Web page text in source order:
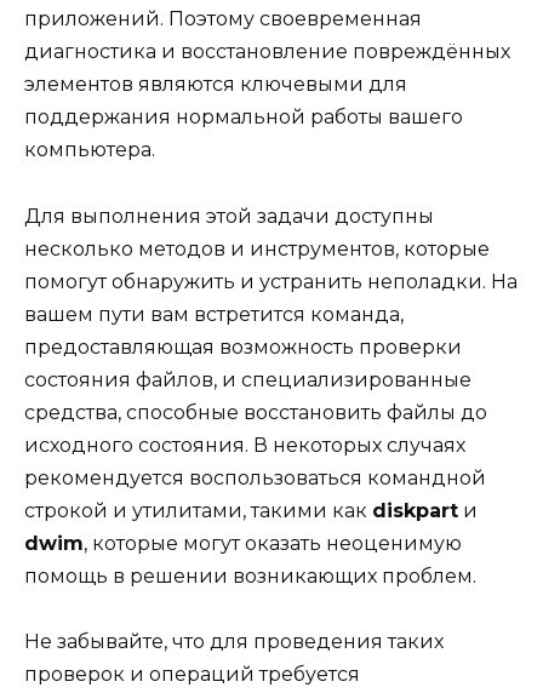
приложений. Поэтому своевременная
диагностика и восстановление повреждённых
элементов являются ключевыми для
поддержания нормальной работы вашего
компьютера.
Для выполнения этой задачи доступны
несколько методов и инструментов, которые
помогут обнаружить и устранить неполадки. На
вашем пути вам встретится команда,
предоставляющая возможность проверки
состояния файлов, и специализированные
средства, способные восстановить файлы до
исходного состояния. В некоторых случаях
рекомендуется воспользоваться командной
строкой и утилитами, такими как diskpart и
dwim, которые могут оказать неоценимую
помощь в решении возникающих проблем.
Не забывайте, что для проведения таких
проверок и операций требуется